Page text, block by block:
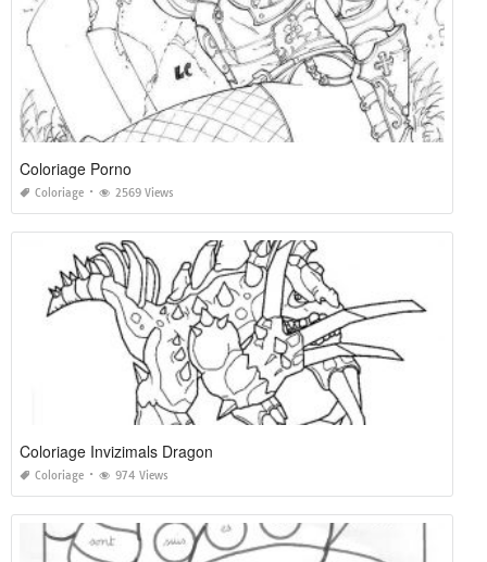
Coloriage Porno
Coloriage 2569 Views
Coloriage Invizimals Dragon
Coloriage 974 Views